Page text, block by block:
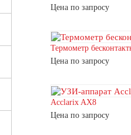
Цена по запросу
Термометр
Цена по запросу
Acclarix AX8
Цена по запросу